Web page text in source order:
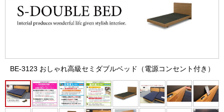
BE-3123 おしゃれ高級セミダブルベッド（電源コンセント付き）